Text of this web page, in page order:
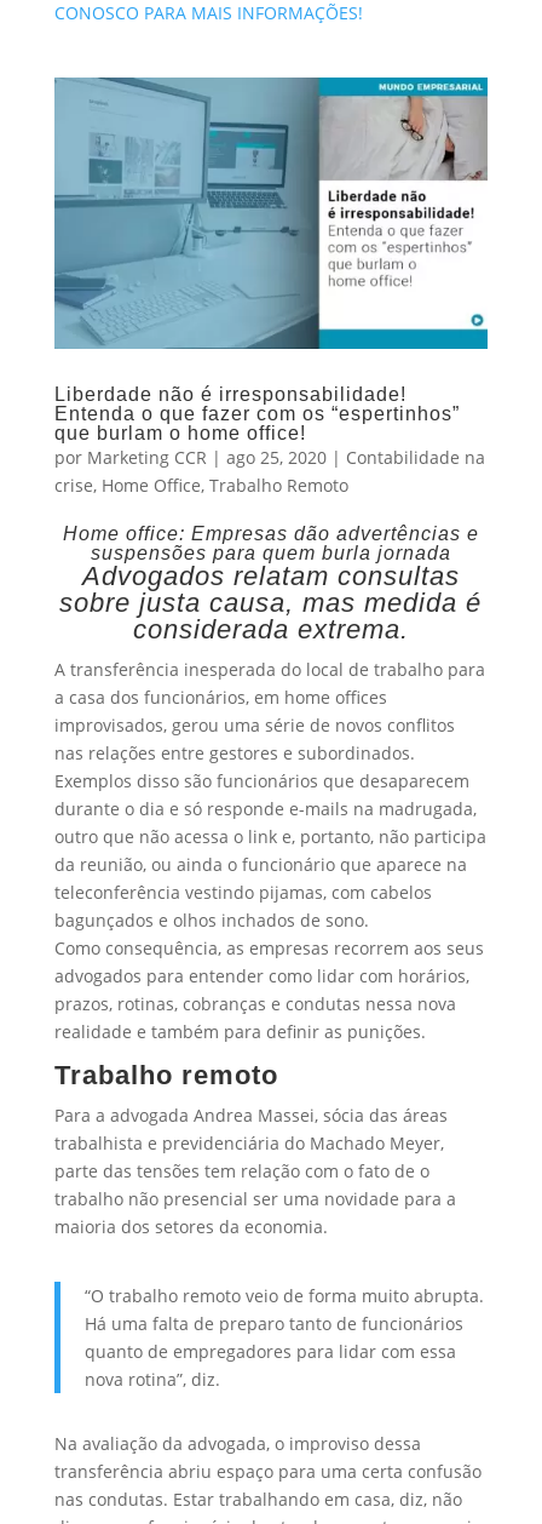
CONOSCO PARA MAIS INFORMAÇÕES!
Liberdade não é irresponsabilidade!
Entenda o que fazer com os “espertinhos”
que burlam o home office!
por Marketing CCR | ago 25, 2020| Contabilidade na
crise, Home Office, Trabalho Remoto
Home office: Empresas dão advertências e
suspensões para quem burla jornada
Advogados relatam consultas
sobre justa causa, mas medida é
considerada extrema.
A transferência inesperada do local de trabalho para
a casa dos funcionários, em home offices
improvisados, gerou uma série de novos conflitos
nas relações entre gestores e subordinados.
Exemplos disso são funcionários que desaparecem
durante o dia e só responde e-mails na madrugada,
outro que não acessa o link e, portanto, não participa
da reunião, ou ainda o funcionário que aparece na
teleconferência vestindo pijamas, com cabelos
bagunçados e olhos inchados de sono.
Como consequência, as empresas recorrem aos seus
advogados para entender como lidar com horários,
prazos, rotinas, cobranças e condutas nessa nova
realidade e também para definir as punições.
Trabalho remoto
Para a advogada Andrea Massei, sócia das áreas
trabalhista e previdenciária do Machado Meyer,
parte das tensões tem relação com o fato de o
trabalho não presencial ser uma novidade para a
maioria dos setores da economia.
“O trabalho remoto veio de forma muito abrupta.
Há uma falta de preparo tanto de funcionários
quanto de empregadores para lidar com essa
nova rotina”, diz.
Na avaliação da advogada, o improviso dessa
transferência abriu espaço para uma certa confusão
nas condutas. Estar trabalhando em casa, diz, não